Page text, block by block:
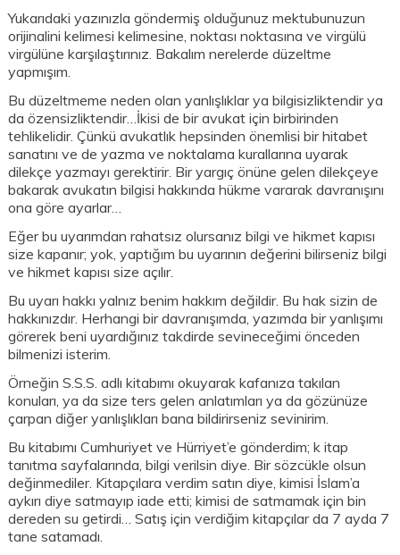
Yukarıdaki yazınızla göndermiş olduğunuz mektubunuzun
orijinalini kelimesi kelimesine, noktası noktasına ve virgülü
virgülüne karşılaştırınız. Bakalım nerelerde düzeltme
yapmışım.
Bu düzeltmeme neden olan yanlışlıklar ya bilgisizliktendir ya
da özensizliktendir…İkisi de bir avukat için birbirinden
tehlikelidir. Çünkü avukatlık hepsinden önemlisi bir hitabet
sanatını ve de yazma ve noktalama kurallarına uyarak
dilekçe yazmayı gerektirir. Bir yargıç önüne gelen dilekçeye
bakarak avukatın bilgisi hakkında hükme vararak davranışını
ona göre ayarlar…
Eğer bu uyarımdan rahatsız olursanız bilgi ve hikmet kapısı
size kapanır; yok, yaptığım bu uyarının değerini bilirseniz bilgi
ve hikmet kapısı size açılır.
Bu uyarı hakkı yalnız benim hakkım değildir. Bu hak sizin de
hakkınızdır. Herhangi bir davranışımda, yazımda bir yanlışımı
görerek beni uyardığınız takdirde sevineceğimi önceden
bilmenizi isterim.
Örneğin S.S.S. adlı kitabımı okuyarak kafanıza takılan
konuları, ya da size ters gelen anlatımları ya da gözünüze
çarpan diğer yanlışlıkları bana bildirirseniz sevinirim.
Bu kitabımı Cumhuriyet ve Hürriyet’e gönderdim; k itap
tanıtma sayfalarında, bilgi verilsin diye. Bir sözcükle olsun
değinmediler. Kitapçılara verdim satın diye, kimisi İslam’a
aykırı diye satmayıp iade etti; kimisi de satmamak için bin
dereden su getirdi… Satış için verdiğim kitapçılar da 7 ayda 7
tane satamadı.